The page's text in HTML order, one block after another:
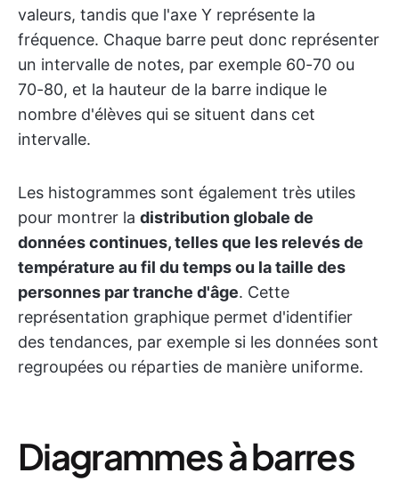
valeurs, tandis que l'axe Y représente la
fréquence. Chaque barre peut donc représenter
un intervalle de notes, par exemple 60-70 ou
70-80, et la hauteur de la barre indique le
nombre d'élèves qui se situent dans cet
intervalle.
Les histogrammes sont également très utiles
pour montrer la distribution globale de
données continues, telles que les relevés de
température au fil du temps ou la taille des
personnes par tranche d'âge. Cette
représentation graphique permet d'identifier
des tendances, par exemple si les données sont
regroupées ou réparties de manière uniforme.
Diagrammes à barres